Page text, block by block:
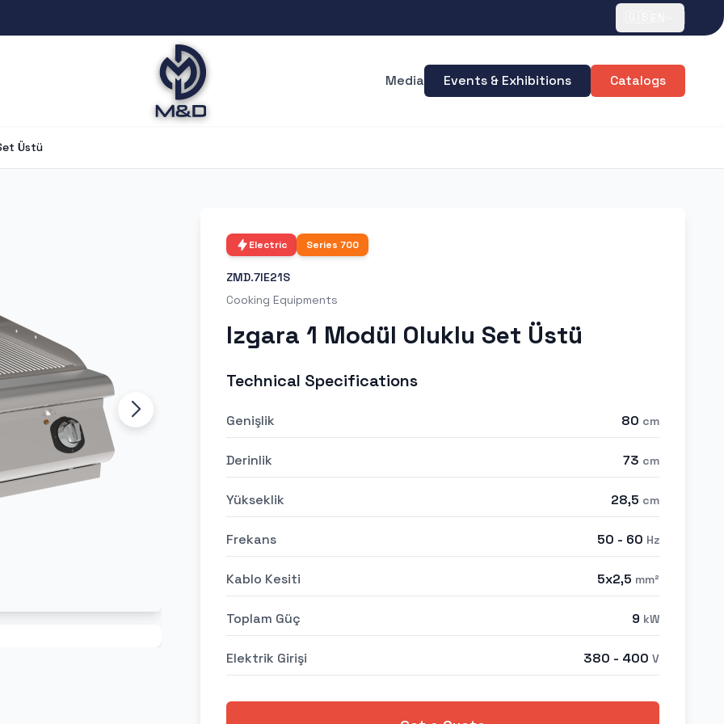
Media Events & Exhibitions Catalogs
Üstü
Electric Series 700
ZMD.7IE21S
Cooking Equipments
Izgara 1 Modül Oluklu Set Üstü
Technical Specifications
Genişlik 80 cm
Derinlik 73 cm
Yükseklik 28,5 cm
Frekans 50 - 60 Hz
Kablo Kesiti 5x2,5 mm²
Toplam Güç 9 kW
Elektrik Girişi 380 - 400 V